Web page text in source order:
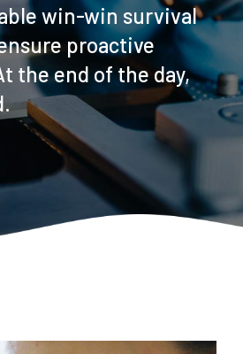
win-win survival
proactive
the end of the day,